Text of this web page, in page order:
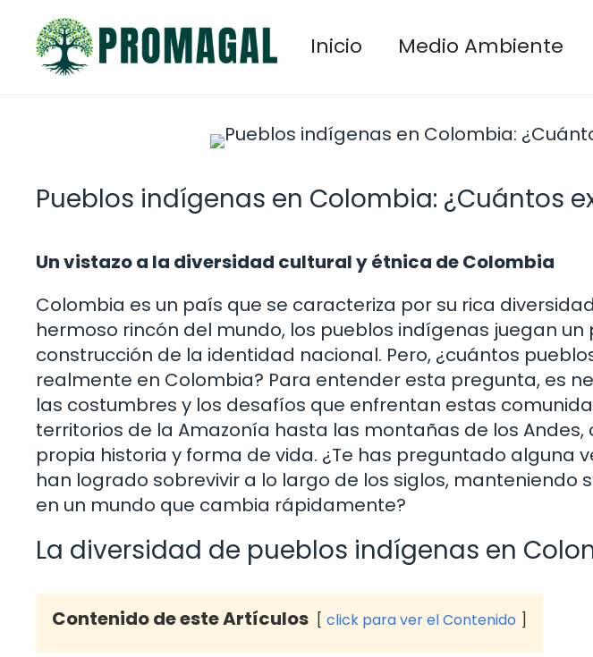
contenido
Inicio Medio Ambiente
Pueblos indígenas en Colombia: ¿Cuántos
Un vistazo a la diversidad cultural y étnica de Colombia
Colombia es un país que se caracteriza por su rica
hermoso rincón del mundo, los pueblos indígenas juegan
construcción de la identidad nacional. Pero, ¿cuántos
realmente en Colombia? Para entender esta pregunta, es
las costumbres y los desafíos que enfrentan estas
territorios de la Amazonía hasta las montañas de los
propia historia y forma de vida. ¿Te has preguntado alguna
han logrado sobrevivir a lo largo de los siglos, manteniendo
en un mundo que cambia rápidamente?
La diversidad de pueblos indígenas en
Contenido de este Artículos click para ver el Contenido